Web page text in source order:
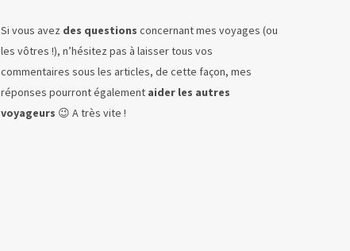
Si vous avez des questions concernant mes voyages (ou
les vôtres !), n’hésitez pas à laisser tous vos
commentaires sous les articles, de cette façon, mes
réponses pourront également aider les autres
voyageurs 😉 A très vite !